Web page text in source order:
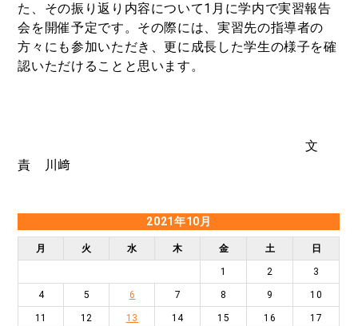
た、その振り返り内容について1月に学内で実習報告
会を開催予定です。その際には、実習先の指導者の
方々にも参加いただき、更に成長した学生の様子を確
認いただけることと思います。
文
責 川﨑
2021年10月
月 火 水 木 金 土 日
1 2 3
4 5 6 7 8 9 10
11 12 13 14 15 16 17